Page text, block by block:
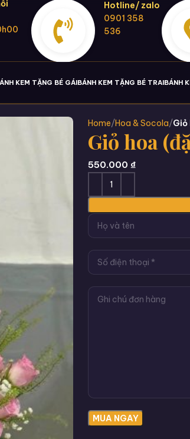
Hotline/ zalo
0901 358
536
KEM TẶNG BÉ GÁIBÁNH KEM TẶNG BÉ TRAIBÁNH
Home Hoa & Socola
Giỏ hoa
550.000 ₫